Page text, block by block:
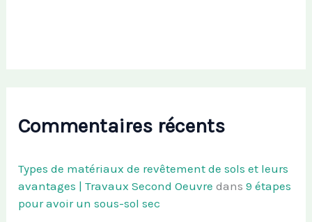
Commentaires récents
Types de matériaux de revêtement de sols et leurs
avantages | Travaux Second Oeuvre dans9 étapes
pour avoir un sous-sol sec